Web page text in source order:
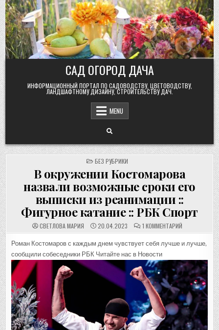
Skip
to
content
САД ОГОРОД ДАЧА
ИНФОРМАЦИОННЫЙ ПОРТАЛ ПО САДОВОДСТВУ, ЦВЕТОВОДСТВУ,
ЛАНДШАФТНОМУ ДИЗАЙНУ, СТРОИТЕЛЬСТВУ ДАЧ.
MENU
POSTED
IN
БЕЗ РУБРИКИ
В окружении Костомарова
назвали возможные сроки его
выписки из реанимации ::
Фигурное катание :: РБК Спорт
СВЕТЛОВА МАРИЯ 20.04.2023 1 КОММЕНТАРИЙК
ЗАПИСИ
ОКРУЖЕНИИ
КОСТОМАРОВА
ВОЗМОЖНЫЕ
СРОКИ
ЕГО
ВЫПИСКИ
ИЗ
РЕАНИМАЦИИ
::
ФИГУРНОЕ
КАТАНИЕ
::
РБК
СПОРТ
Роман Костомаров с каждым днем чувствует себя лучше и лучше,
сообщили собеседники РБК Читайте нас в Новости